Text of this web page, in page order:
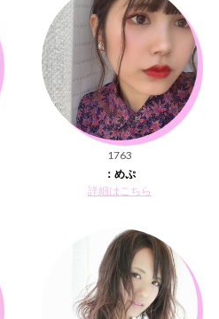
1763
：めぷ
詳細はこちら